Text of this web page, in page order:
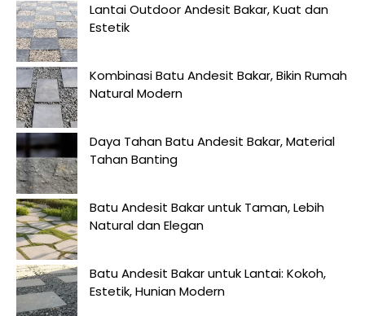
Lantai Outdoor Andesit Bakar, Kuat dan
Estetik
Kombinasi Batu Andesit Bakar, Bikin Rumah
Natural Modern
Daya Tahan Batu Andesit Bakar, Material
Tahan Banting
Batu Andesit Bakar untuk Taman, Lebih
Natural dan Elegan
Batu Andesit Bakar untuk Lantai: Kokoh,
Estetik, Hunian Modern